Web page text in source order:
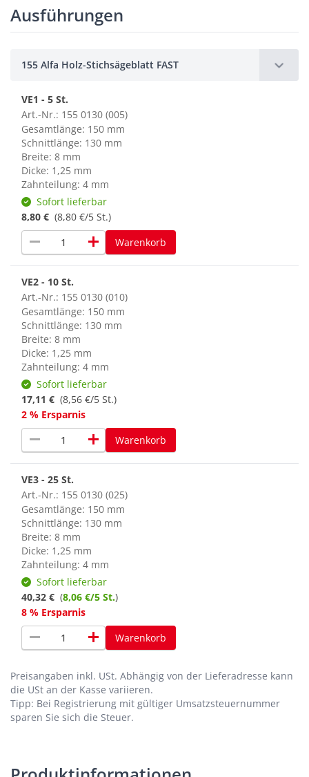
Ausführungen
155 Alfa Holz-Stichsägeblatt FAST
VE1 - 5 St.
Art.-Nr.: 155 0130 (005)
Gesamtlänge: 150 mm
Schnittlänge: 130 mm
Breite: 8 mm
Dicke: 1,25 mm
Zahnteilung: 4 mm
Sofort lieferbar
8,80 € (8,80 €/5 St.)
remove add Warenkorb
VE2 - 10 St.
Art.-Nr.: 155 0130 (010)
Gesamtlänge: 150 mm
Schnittlänge: 130 mm
Breite: 8 mm
Dicke: 1,25 mm
Zahnteilung: 4 mm
Sofort lieferbar
17,11 € (8,56 €/5 St.)
2 % Ersparnis
remove add Warenkorb
VE3 - 25 St.
Art.-Nr.: 155 0130 (025)
Gesamtlänge: 150 mm
Schnittlänge: 130 mm
Breite: 8 mm
Dicke: 1,25 mm
Zahnteilung: 4 mm
Sofort lieferbar
40,32 € (8,06 €/5 St.)
8 % Ersparnis
remove add Warenkorb
Preisangaben inkl. USt. Abhängig von der Lieferadresse kann
die USt an der Kasse variieren.
Tipp: Bei Registrierung mit gültiger Umsatzsteuernummer
sparen Sie sich die Steuer.